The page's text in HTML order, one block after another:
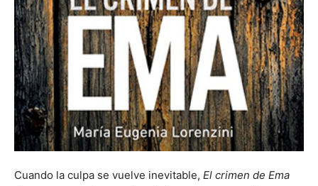
Cuando la culpa se vuelve inevitable, El crimen de Ema